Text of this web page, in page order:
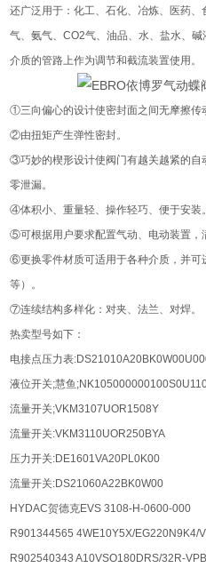
还广泛用于：化工、石化、冶炼、医药
气、氨气、CO2气、油品、水、盐水、
介质的管路上作为调节和截流装置使用。
①三向偏心的设计使密封面之间无摩擦传
②由扭矩产生弹性密封。
③巧妙的楔形设计使阀门有越关越紧的自
零泄漏。
④体积小、重量轻、操作轻巧、便于安装。
⑤可根据用户要求配置气动、电动装置，
⑥更换零件材质可适用于各种介质，并可
等）。
⑦连续结构多样化：对夹、法兰、对焊。
热卖型号如下：
电接点压力表
液位开关;慧鱼
流量开关;VKM3107UOR1508Y
流量开关:VKM3110UOR250BYA
压力开关:DE1601VA20PL0K00
流量开关:DS21060A22BK0W00
HYDAC贺德克EVS 3108-H-0600-000
R901344565 4WE10Y5X/EG220N9K4/V
R902540343 A10VSO180DRS/32R-